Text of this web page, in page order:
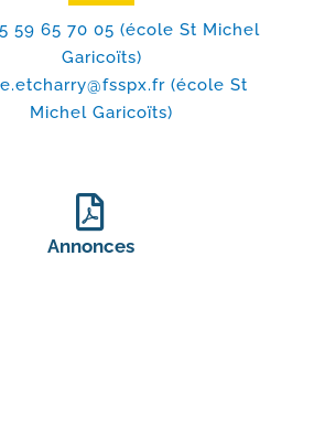
59 65 70 05 (école St Michel
Garicoïts)
(école St
Michel Garicoïts)
Annonces